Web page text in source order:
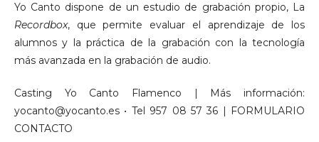
Yo Canto dispone de un estudio de grabación propio, La
Recordbox, que permite evaluar el aprendizaje de los
alumnos y la práctica de la grabación con la tecnología
más avanzada en la grabación de audio.
Casting Yo Canto Flamenco | Más información:
yocanto@yocanto.es • Tel 957 08 57 36 | FORMULARIO
CONTACTO